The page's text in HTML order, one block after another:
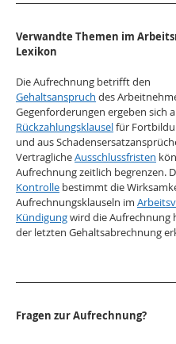
Verwandte Themen im
Lexikon
Die Aufrechnung betrifft den
Gehaltsanspruch des
Gegenforderungen ergeben sich
Rückzahlungsklausel für
und aus
Vertragliche Ausschlussfristen
Aufrechnung zeitlich begrenzen.
Kontrolle bestimmt die
Aufrechnungsklauseln im
Kündigung wird die Aufrechnung
der letzten Gehaltsabrechnung
Fragen zur Aufrechnung?